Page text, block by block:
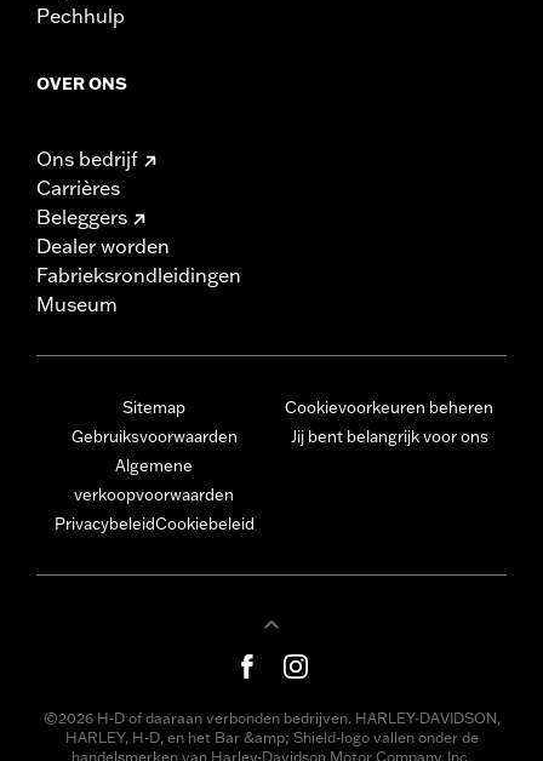
Pechhulp
OVER ONS
Ons bedrijf
Carrières
Beleggers
Dealer worden
Fabrieksrondleidingen
Museum
Sitemap
Gebruiksvoorwaarden
Algemene
verkoopvoorwaarden
PrivacybeleidCookiebeleid
Cookievoorkeuren beheren
Jij bent belangrijk voor ons
©2026 H-D of daaraan verbonden bedrijven. HARLEY-DAVIDSON,
HARLEY, H-D, en het Bar &amp; Shield-logo vallen onder de
handelsmerken van Harley-Davidson Motor Company, Inc.